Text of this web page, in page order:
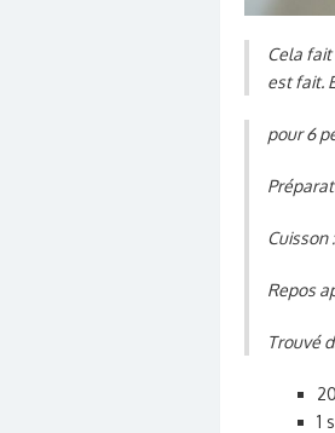
Cela fait
est fait.
pour 6
Cuisson
Repos
Trouvé
1